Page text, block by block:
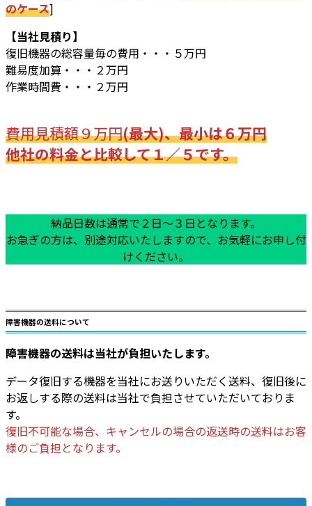
のケース]
【当社見積り】
復旧機器の総容量毎の費用・・・５万円
難易度加算・・・２万円
作業時間費・・・２万円
費用見積額９万円(最大)、最小は６万円
他社の料金と比較して１／５です。
納品日数は通常で２日～３日となります。
お急ぎの方は、別途対応いたしますので、お気軽にお申し付
けください。
障害機器の送料について
障害機器の送料は当社が負担いたします。
データ復旧する機器を当社にお送りいただく送料、復旧後に
お返しする際の送料は当社で負担させていただいておりま
す。
復旧不可能な場合、キャンセルの場合の返送時の送料はお客
様のご負担となります。